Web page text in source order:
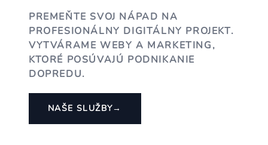
PREMEŇTE SVOJ NÁPAD NA
PROFESIONÁLNY DIGITÁLNY PROJEKT.
VYTVÁRAME WEBY A MARKETING,
KTORÉ POSÚVAJÚ PODNIKANIE
DOPREDU.
NAŠE SLUŽBY→